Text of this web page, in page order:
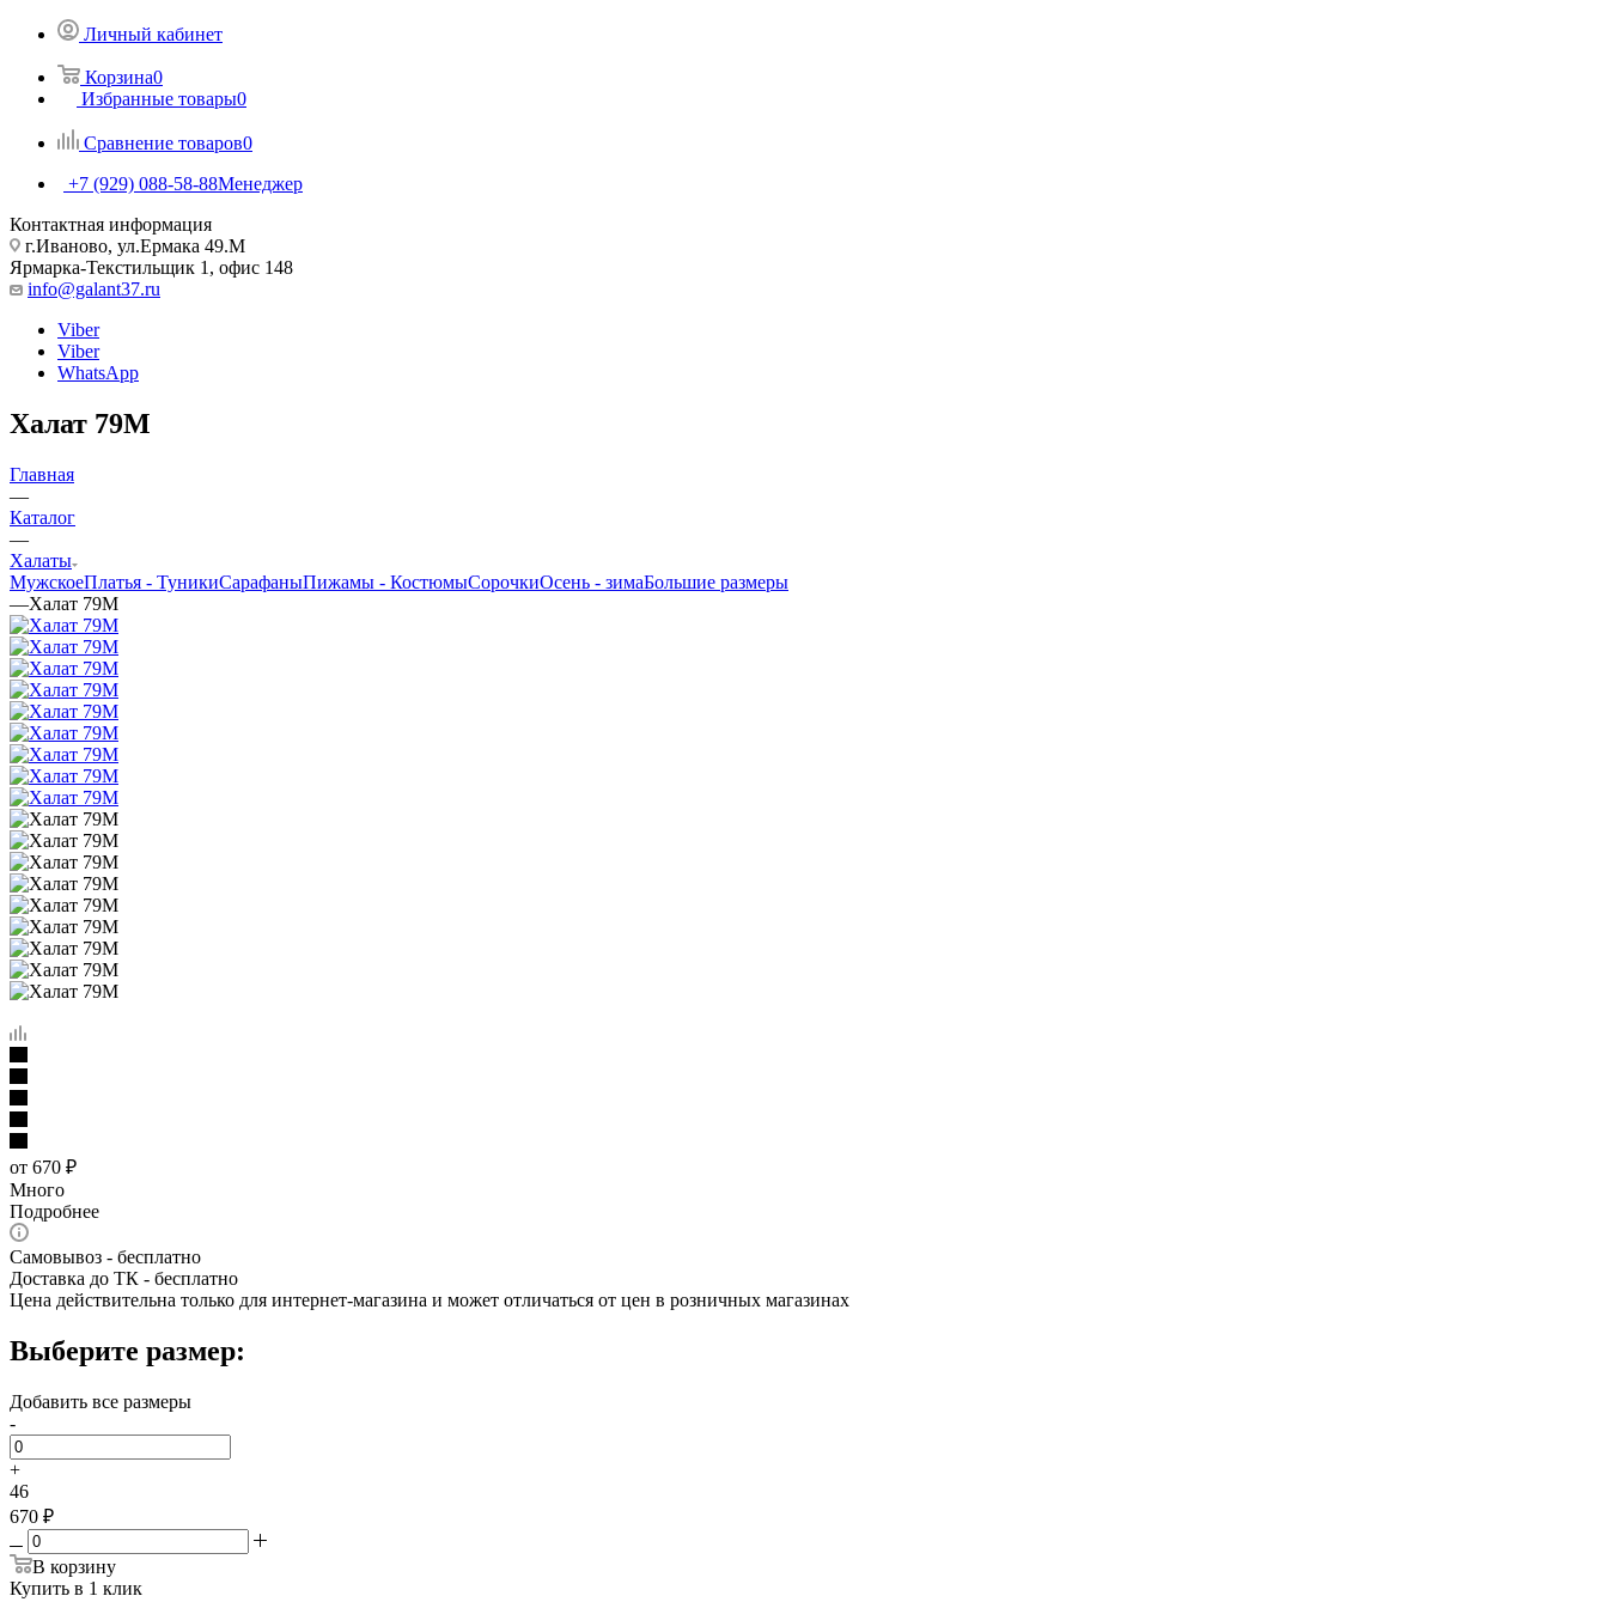
Личный кабинет
Корзина0
Избранные товары0
Сравнение товаров0
+7 (929) 088-58-88Менеджер
Контактная информация
г.Иваново, ул.Ермака 49.M
Ярмарка-Текстильщик 1, офис 148
info@galant37.ru
Viber
Viber
WhatsApp
Халат 79М
Главная
—
Каталог
—
Халаты
МужскоеПлатья - ТуникиСарафаныПижамы - КостюмыСорочкиOсень - зимаБольшие размеры
—Халат 79М
от 670 ₽
Много
Подробнее
Самовывоз - бесплатно
Доставка до ТК - бесплатно
Цена действительна только для интернет-магазина и может отличаться от цен в розничных магазинах
Выберите размер:
Добавить все размеры
-
+
46
670 ₽
В корзину
Купить в 1 клик